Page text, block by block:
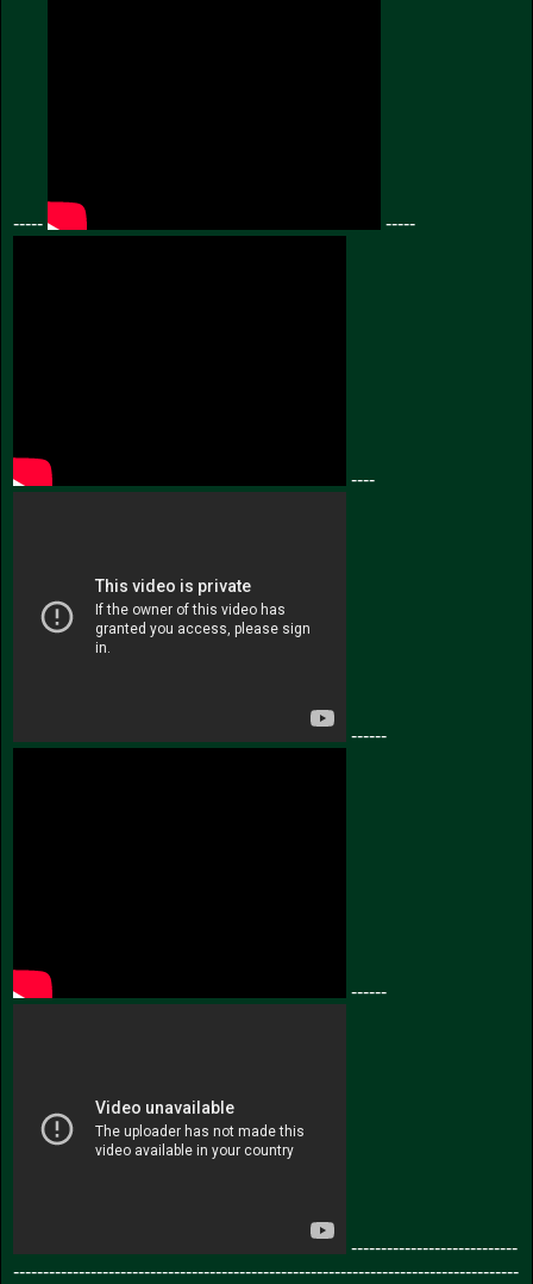
----- -----
----
------
------
----------------------------
-------------------------------------------------------------------------------------